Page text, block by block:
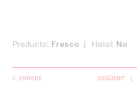
Producto: Fresco Halal: No
< ENRERE SEGÜENT